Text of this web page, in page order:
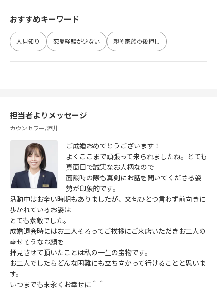
おすすめキーワード
人見知り 恋愛経験が少ない 親や家族の後押し
担当者よりメッセージ
カウンセラー/酒井
ご成婚おめでとうございます！
よくここまで頑張って来られましたね。とても
真面目で誠実なお人柄なので
面談時の際も真剣にお話を聞いてくださる姿
勢が印象的です。
活動中はお辛い時期もありましたが、文句ひとつ言わず前向きに
歩かれているお姿は
とても素敵でした。
成婚退会時にはお二人そろってご挨拶にご来店いただきお二人の
幸せそうなお顔を
拝見させて頂いたことは私の一生の宝物です。
お二人でしたらどんな困難にも立ち向かって行けることと思いま
す。
いつまでも末永くお幸せに＾＾